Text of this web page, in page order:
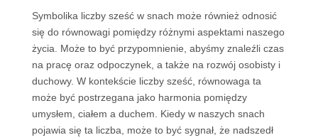
Symbolika liczby sześć w snach może również odnosić
się do równowagi pomiędzy różnymi aspektami naszego
życia. Może to być przypomnienie, abyśmy znaleźli czas
na pracę oraz odpoczynek, a także na rozwój osobisty i
duchowy. W kontekście liczby sześć, równowaga ta
może być postrzegana jako harmonia pomiędzy
umysłem, ciałem a duchem. Kiedy w naszych snach
pojawia się ta liczba, może to być sygnał, że nadszedł